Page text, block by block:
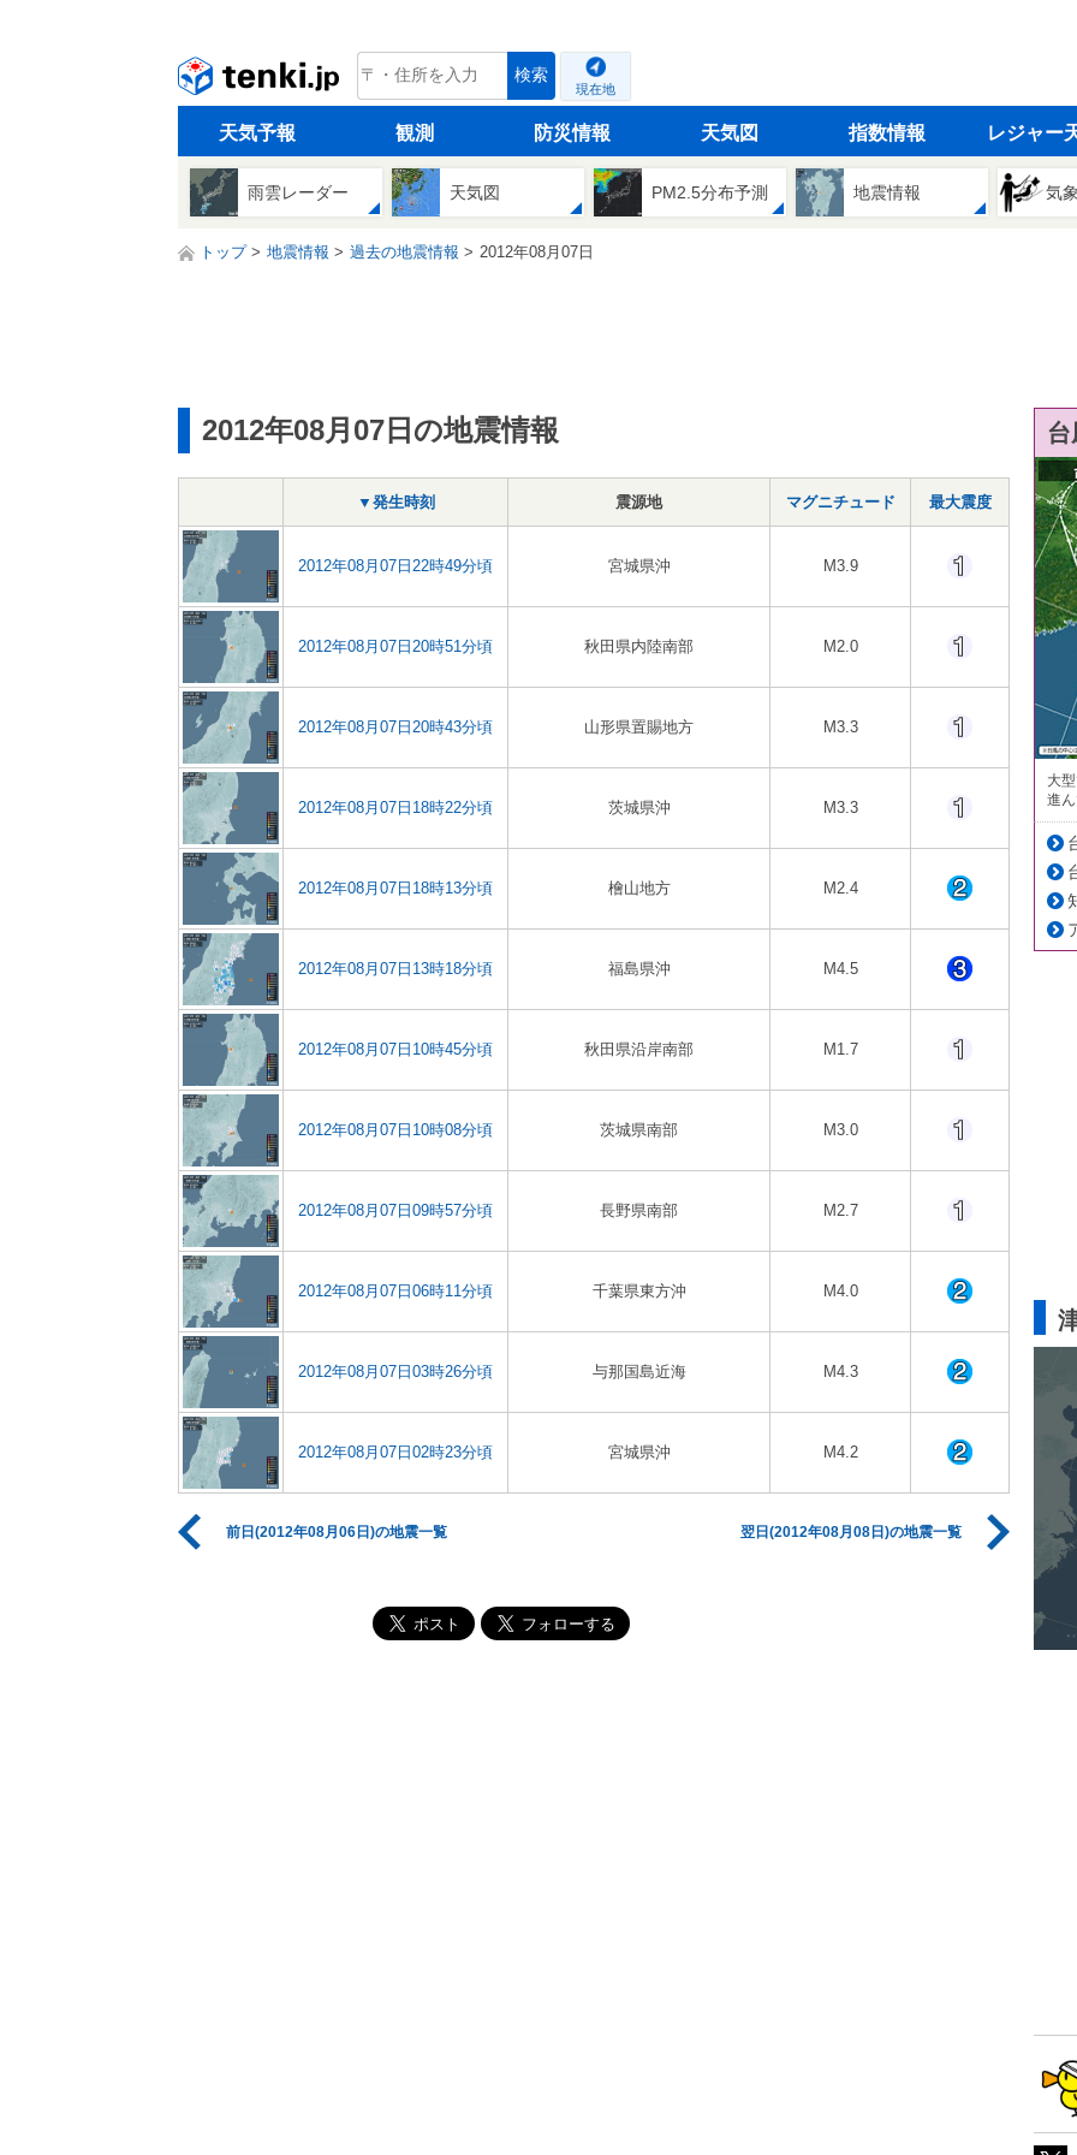
tenki.jp 検索
現在地
天気予報 観測 防災情報 天気図 指数情報 レジャー
雨雲レーダー 天気図 PM2.5分布予測 地震情報 気
トップ 地震情報 過去の地震情報 2012年08月07日
2012年08月07日の地震情報
▼発生時刻 震源地 マグニチュード 最大震度
2012年08月07日22時49分頃 宮城県沖 M3.9
2012年08月07日20時51分頃 秋田県内陸南部 M2.0
2012年08月07日20時43分頃 山形県置賜地方 M3.3
2012年08月07日18時22分頃 茨城県沖 M3.3
2012年08月07日18時13分頃 檜山地方 M2.4
2012年08月07日13時18分頃 福島県沖 M4.5
2012年08月07日10時45分頃 秋田県沿岸南部 M1.7
2012年08月07日10時08分頃 茨城県南部 M3.0
2012年08月07日09時57分頃 長野県南部 M2.7
2012年08月07日06時11分頃 千葉県東方沖 M4.0
2012年08月07日03時26分頃 与那国島近海 M4.3
2012年08月07日02時23分頃 宮城県沖 M4.2
前日(2012年08月06日)の地震一覧 翌日(2012年08月08日)の地震一覧
大
進